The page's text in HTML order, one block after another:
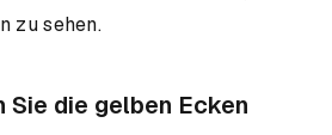
zu sehen.
Sie die gelben Ecken